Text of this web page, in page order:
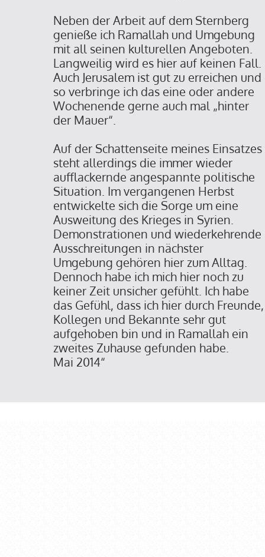
Neben der Arbeit auf dem Sternberg
genieße ich Ramallah und Umgebung
mit all seinen kulturellen Angeboten.
Langweilig wird es hier auf keinen Fall.
Auch Jerusalem ist gut zu erreichen und
so verbringe ich das eine oder andere
Wochenende gerne auch mal „hinter
der Mauer“.
Auf der Schattenseite meines Einsatzes
steht allerdings die immer wieder
aufflackernde angespannte politische
Situation. Im vergangenen Herbst
entwickelte sich die Sorge um eine
Ausweitung des Krieges in Syrien.
Demonstrationen und wiederkehrende
Ausschreitungen in nächster
Umgebung gehören hier zum Alltag.
Dennoch habe ich mich hier noch zu
keiner Zeit unsicher gefühlt. Ich habe
das Gefühl, dass ich hier durch Freunde,
Kollegen und Bekannte sehr gut
aufgehoben bin und in Ramallah ein
zweites Zuhause gefunden habe.
Mai 2014“